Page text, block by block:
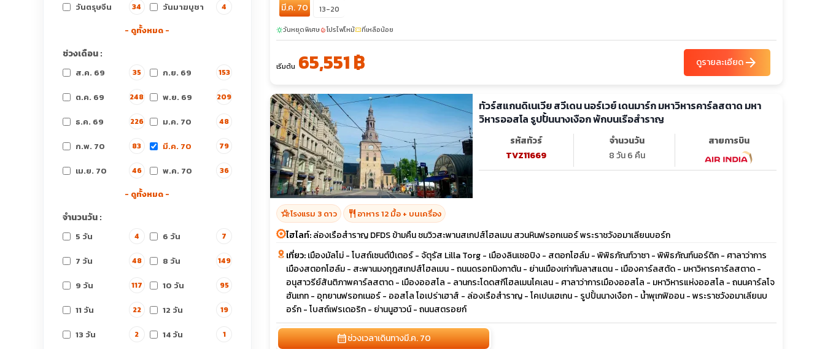
วันตรุษจีน 34 วันมาฆบูชา 4
- ดูทั้งหมด -
ช่วงเดือน :
ส.ค. 69 35 ก.ย. 69 153
ต.ค. 69 248 พ.ย. 69 209
ธ.ค. 69 226 ม.ค. 70 48
ก.พ. 70 83 มี.ค. 70 79
เม.ย. 70 46 พ.ค. 70 36
- ดูทั้งหมด -
จำนวนวัน :
5 วัน 4 6 วัน 7
7 วัน 48 8 วัน 149
9 วัน 117 10 วัน 95
11 วัน 22 12 วัน 19
13 วัน 2 14 วัน 1
มี.ค. 70 13-20
sunnyวันหยุดพิเศษlocal_fire_departmentโปรไฟไหม้confirmation_numberที่เหลือน้อย
เริ่มต้น 65,551 ฿ ดูรายละเอียดarrow_forward
ทัวร์สแกนดิเนเวีย สวีเดน นอร์เวย์ เดนมาร์ก มหาวิหารคาร์ลสตาด มหา
วิหารออสโล รูปปั้นนางเงือก พักบนเรือสำราญ
รหัสทัวร์
TVZ11669
จำนวนวัน
8 วัน 6 คืน
สายการบิน
hotel_classโรงแรม 3 ดาว restaurant อาหาร 12 มื้อ + บนเครื่อง
ไฮไลท์:ล่องเรือสำราญ DFDS ข้ามคืน ชมวิวสะพานสเกปส์โฮลเมน สวนหินฟรอกเนอร์ พระราชวังอมาเลียนบอร์ก
เที่ยว:เมืองมัลโม่ - โบสถ์เซนต์ปีเตอร์ - จัตุรัส Lilla Torg - เมืองลินเชอปิง - สตอกโฮล์ม - พิพิธภัณฑ์วาซา - พิพิธภัณฑ์นอร์ดิก - ศาลาว่าการ
เมืองสตอกโฮล์ม - สะพานมงกุฎสเกปส์โฮลเมน - ถนนดรอทนิงกาตัน - ย่านเมืองเก่ากัมลาสแตน - เมืองคาร์ลสตัด - มหาวิหารคาร์ลสตาด -
อนุสาวรีย์สันติภาพคาร์ลสตาด - เมืองออสโล - ลานกระโดดสกีโฮลเมนโคเลน - ศาลาว่าการเมืองออสโล - มหาวิหารแห่งออสโล - ถนนคาร์ลโจ
ฮันเกท - อุทยานฟรอกเนอร์ - ออสโล โอเปร่าเฮาส์ - ล่องเรือสำราญ - โคเปนเฮเกน - รูปปั้นนางเงือก - น้ำพุเกฟิออน - พระราชวังอมาเลียนบ
อร์ก - โบสถ์เฟรเดอริก - ย่านนูฮาวน์ - ถนนสตรอยก์
calendar_monthช่วงเวลาเดินทางมี.ค. 70